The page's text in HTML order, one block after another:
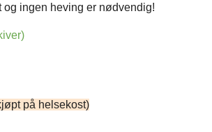
og ingen heving er nødvendig!
på helsekost)